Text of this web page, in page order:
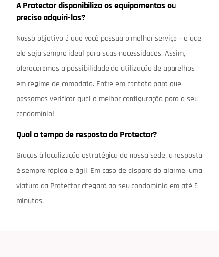
A Protector disponibiliza os equipamentos ou
preciso adquiri-los?
Nosso objetivo é que você possua o melhor serviço – e que
ele seja sempre ideal para suas necessidades. Assim,
ofereceremos a possibilidade de utilização de aparelhos
em regime de comodato. Entre em contato para que
possamos verificar qual a melhor configuração para o seu
condomínio!
Qual o tempo de resposta da Protector?
Graças à localização estratégica de nossa sede, a resposta
é sempre rápida e ágil. Em caso de disparo do alarme, uma
viatura da Protector chegará ao seu condomínio em até 5
minutos.